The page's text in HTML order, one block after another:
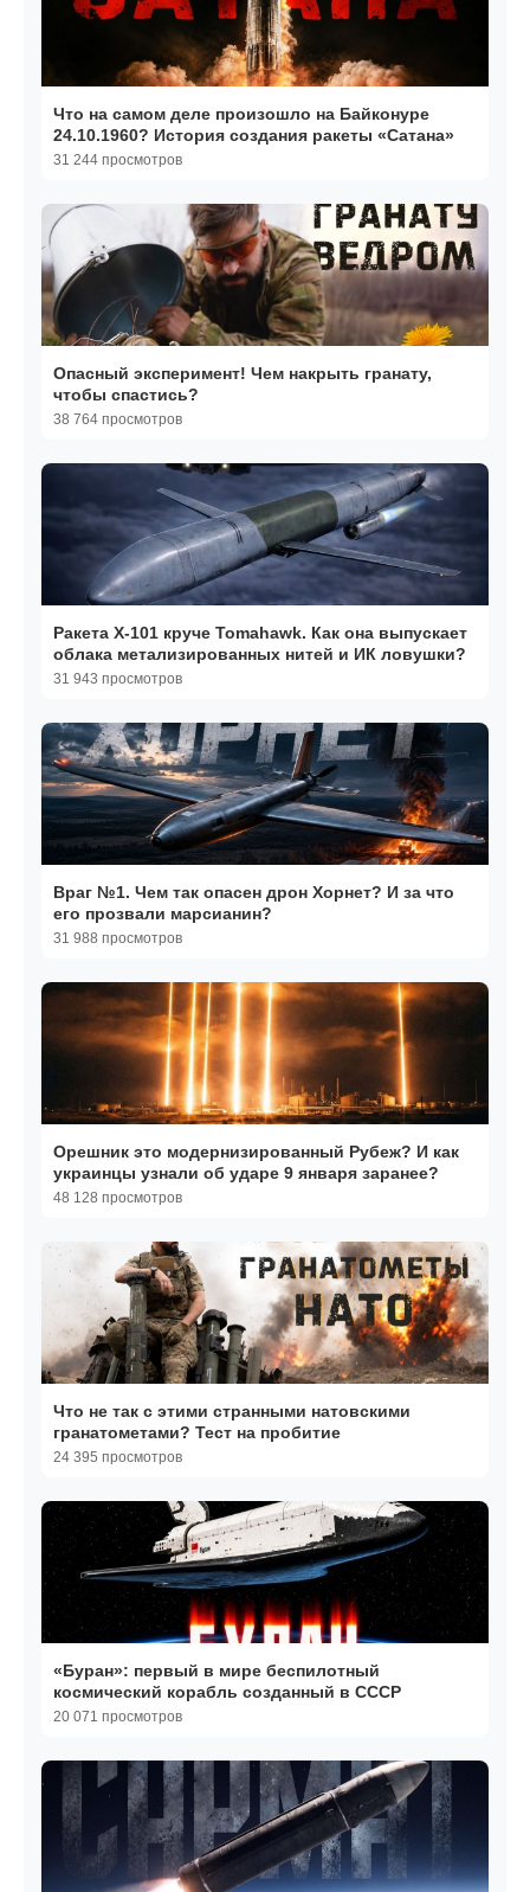
Что на самом деле произошло на Байконуре
24.10.1960? История создания ракеты «Сатана»
31 244 просмотров
Опасный эксперимент! Чем накрыть гранату,
чтобы спастись?
38 764 просмотров
Ракета Х-101 круче Tomahawk. Как она выпускает
облака метализированных нитей и ИК ловушки?
31 943 просмотров
Враг №1. Чем так опасен дрон Хорнет? И за что
его прозвали марсианин?
31 988 просмотров
Орешник это модернизированный Рубеж? И как
украинцы узнали об ударе 9 января заранее?
48 128 просмотров
Что не так с этими странными натовскими
гранатометами? Тест на пробитие
24 395 просмотров
«Буран»: первый в мире беспилотный
космический корабль созданный в СССР
20 071 просмотров